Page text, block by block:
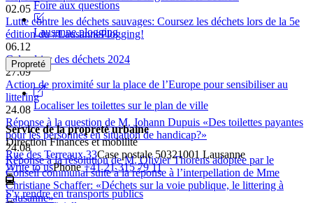
02.05
Lutte contre les déchets sauvages: Coursez les déchets lors de la 5e
édition du #LausannePlogging!
06.12
Calendrier des déchets 2024
27.09
Action de proximité sur la place de l’Europe pour sensibiliser au
littering
24.08
Réponse à la question de M. Johann Dupuis «Des toilettes payantes
pour les personnes en situation de handicap?»
24.08
Réponse à la résolution de M. Olivier Thorens adoptée par le
Conseil communal suite à la réponse à l’interpellation de Mme
Christiane Schaffer: «Déchets sur la voie publique, le littering à
Lausanne»
Foire aux questions
Lausanne plogging
Propreté
Localiser les toilettes sur le plan de ville
Service de la propreté urbaine
Direction Finances et mobilité
Rue des Terreaux 33Case postale 50321001 Lausanne
Write to usPhone+41 21 315 79 11
S'y rendre en transports publics